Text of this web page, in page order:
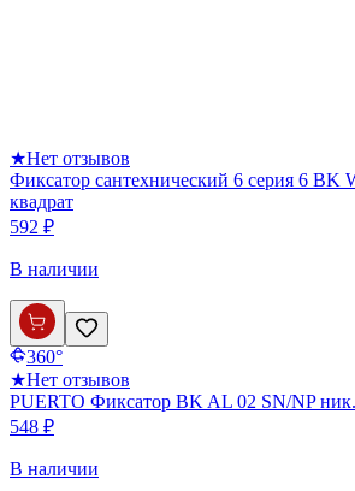
★Нет отзывов
Фиксатор сантехнический 6 серия 6 BK
квадрат
592 ₽
В наличии
360°
★Нет отзывов
PUERTO Фиксатор BK AL 02 SN/NP
548 ₽
В наличии